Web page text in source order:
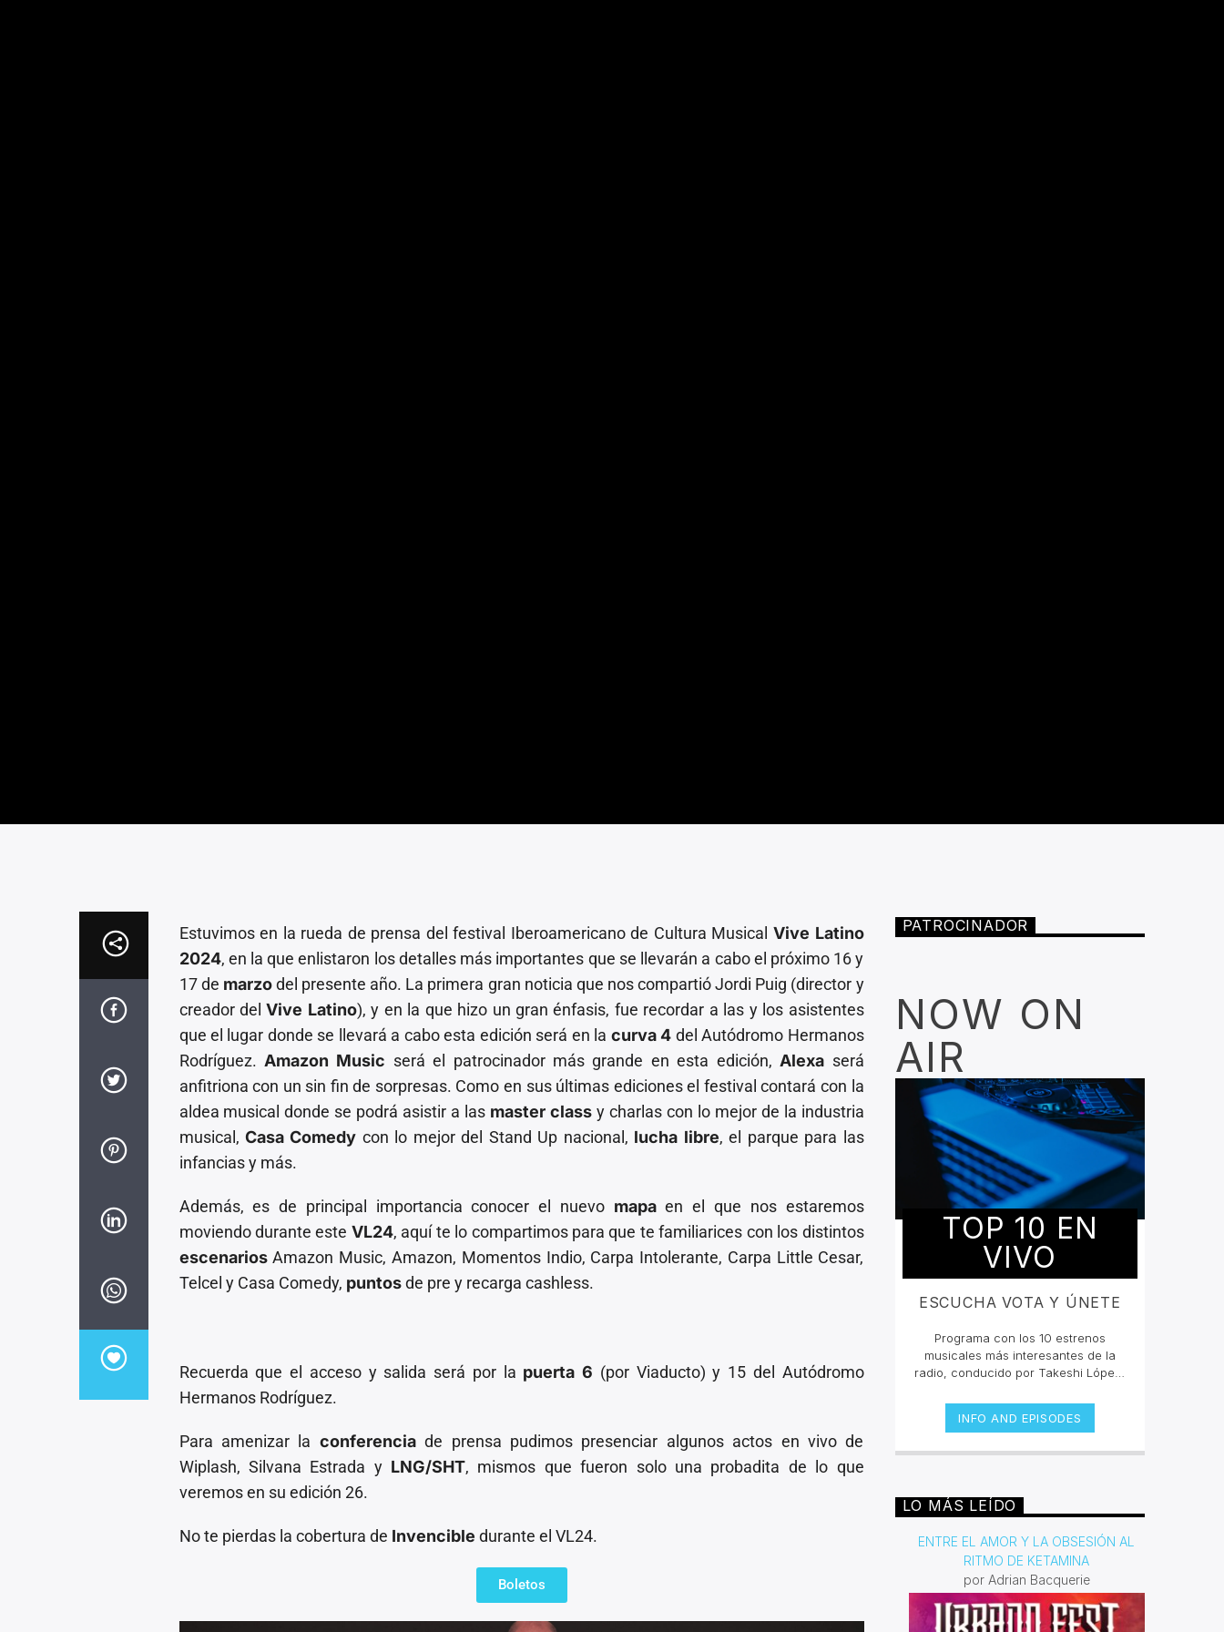
Estuvimos en la rueda de prensa del festival Iberoamericano de Cultura Musical Vive Latino
2024, en la que enlistaron los detalles más importantes que se llevarán a cabo el próximo 16 y
17 de marzodel presente año. La primera gran noticia que nos compartió Jordi Puig (director y
creador delVive Latino), y en la que hizo un gran énfasis, fue recordar a las y los asistentes
que el lugar donde se llevará a cabo esta edición será en la curva 4 del Autódromo Hermanos
Rodríguez. Amazon Music será el patrocinador más grande en esta edición, Alexa será
anfitriona con un sin fin de sorpresas. Como en sus últimas ediciones el festival contará con la
aldea musical donde se podrá asistir a las master classy charlas con lo mejor de la industria
musical, Casa Comedy con lo mejor del Stand Up nacional, lucha libre, el parque para las
infancias y más.
Además, es de principal importancia conocer el nuevo mapaen el que nos estaremos
moviendo durante este VL24, aquí te lo compartimos para que te familiarices con los distintos
escenariosAmazon Music, Amazon, Momentos Indio, Carpa Intolerante, Carpa Little Cesar,
Telcel y Casa Comedy, puntosde pre y recarga cashless.
Recuerda que el acceso y salida será por la puerta 6 (por Viaducto) y 15 del Autódromo
Hermanos Rodríguez.
Para amenizar la conferenciade prensa pudimos presenciar algunos actos en vivo de
Wiplash, Silvana Estrada y LNG/SHT, mismos que fueron solo una probadita de lo que
veremos en su edición 26.
No te pierdas la cobertura de Invencible durante el VL24.
Boletos
PATROCINADOR
NOW ON
AIR
TOP 10 EN
VIVO
ESCUCHA VOTA Y ÚNETE
Programa con los 10 estrenos
musicales más interesantes de la
radio, conducido por Takeshi López,
invencible.net ve a la pestaña de
Top 10 y vota en cada canción, sólo
una.Si quieres conocer más de las
10pm cada 15 días un playlist
los martes de 2pm a 4pm por
invencible.net#juntossomosinvencible
INFO AND EPISODES
LO MÁS LEÍDO
ENTRE EL AMOR Y LA OBSESIÓN AL
RITMO DE KETAMINA
por Adrian Bacquerie